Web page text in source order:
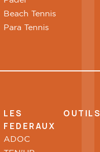
Beach Tennis
Para Tennis
LES OUTILS
FEDERAUX
ADOC